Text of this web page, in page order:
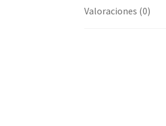
Valoraciones (0)